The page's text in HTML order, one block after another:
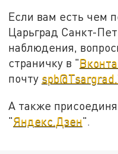
Если вам есть чем
Царьград Санкт-
наблюдения,
страничку в "
почту
А также
"Яндекс.Дзен".